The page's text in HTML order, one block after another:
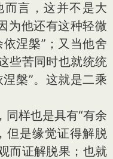
言，这并不是大
为他还有这种轻微
涅槃”；又当他舍
些苦同时也就统统
槃”。这就是二乘
样也是具有“有余
但是缘觉证得解脱
而证解脱果；也就